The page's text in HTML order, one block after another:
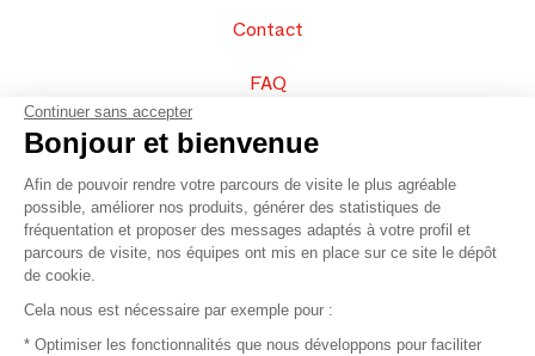
Contact
FAQ
Vendez vos produits
Plan du site
© 2016 –Organisation SAFI
Continuer sans accepter
Bonjour et bienvenue
Afin de pouvoir rendre votre parcours de visite le plus agréable
possible, améliorer nos produits, générer des statistiques de
fréquentation et proposer des messages adaptés à votre profil et
parcours de visite, nos équipes ont mis en place sur ce site le dépôt
de cookie.
Cela nous est nécessaire par exemple pour :
* Optimiser les fonctionnalités que nous développons pour faciliter